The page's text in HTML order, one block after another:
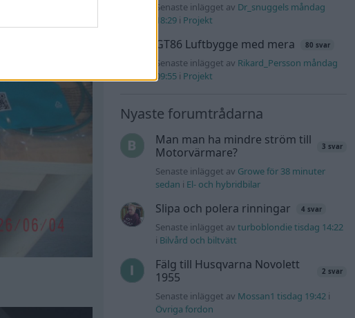
Senaste inlägget av Dr_snuggels måndag
18:29 i Projekt
GT86 Luftbygge med mera 80 svar
Senaste inlägget av Rikard_Persson måndag
09:55 i Projekt
Nyaste forumtrådarna
Man man ha mindre ström till
Motorvärmare?
3 svar
Senaste inlägget av Growe för 38 minuter
sedan i El- och hybridbilar
Slipa och polera rinningar 4 svar
Senaste inlägget avturboblondie tisdag 14:22
i Bilvård och biltvätt
Fälg till Husqvarna Novolett
1955
2 svar
Senaste inlägget av Mossan1 tisdag 19:42 i
Övriga fordon